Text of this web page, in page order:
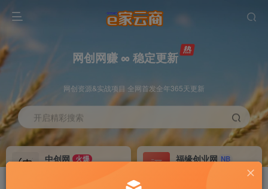
网创网赚 ∞ 稳定更新
网创资源&实战项目 全网首发全年365天更新
开启精彩搜索
中创网 火爆
福缘创业网 NB